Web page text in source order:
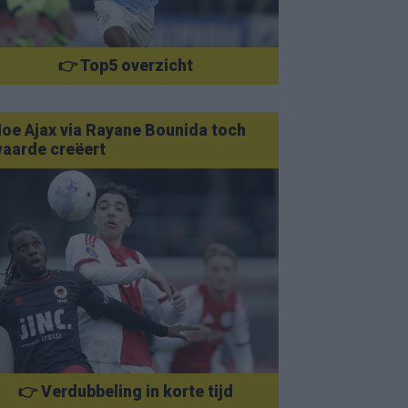
👉 Top5 overzicht
Ajax via Rayane Bounida toch
creëert
👉 Verdubbeling in korte tijd